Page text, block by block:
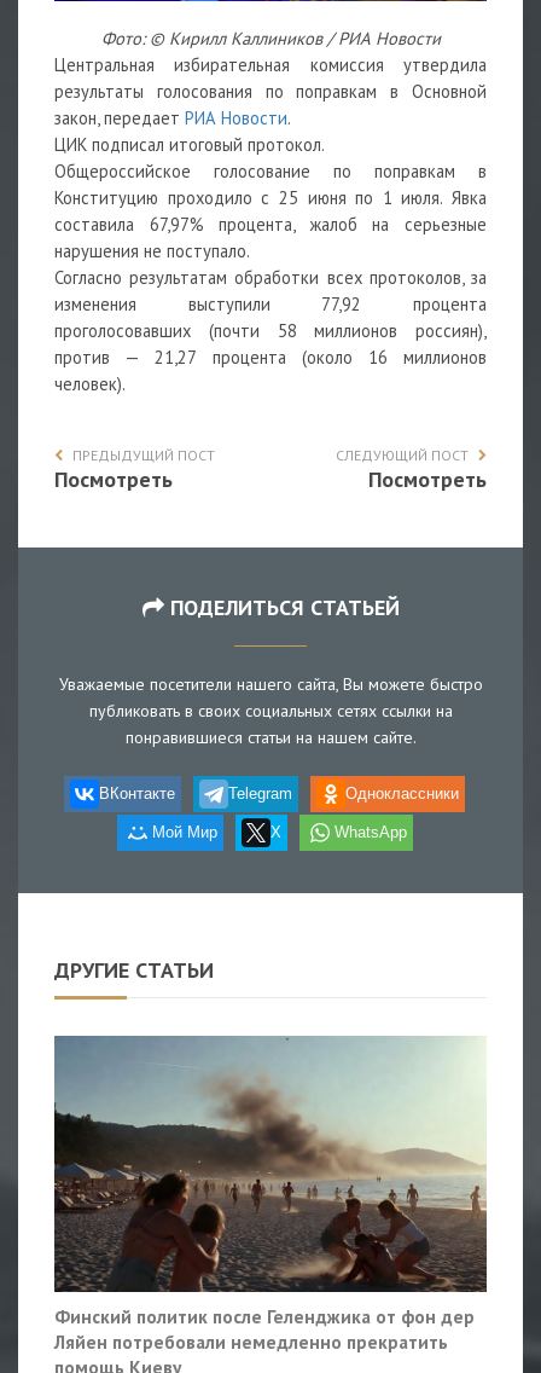
Фото: © Кирилл Каллиников / РИА Новости
Центральная избирательная комиссия утвердила
результаты голосования по поправкам в Основной
закон, передает РИА Новости.
ЦИК подписал итоговый протокол.
Общероссийское голосование по поправкам в
Конституцию проходило с 25 июня по 1 июля. Явка
составила 67,97% процента, жалоб на серьезные
нарушения не поступало.
Согласно результатам обработки всех протоколов, за
изменения выступили 77,92 процента
проголосовавших (почти 58 миллионов россиян),
против — 21,27 процента (около 16 миллионов
человек).
ПРЕДЫДУЩИЙ ПОСТ
Посмотреть
СЛЕДУЮЩИЙ ПОСТ
Посмотреть
ПОДЕЛИТЬСЯ СТАТЬЕЙ
Уважаемые посетители нашего сайта, Вы можете быстро
публиковать в своих социальных сетях ссылки на
понравившиеся статьи на нашем сайте.
ВКонтакте Telegram Одноклассники
Мой Мир X WhatsApp
ДРУГИЕ СТАТЬИ
Финский политик после Геленджика от фон дер
Ляйен потребовали немедленно прекратить
помощь Киеву